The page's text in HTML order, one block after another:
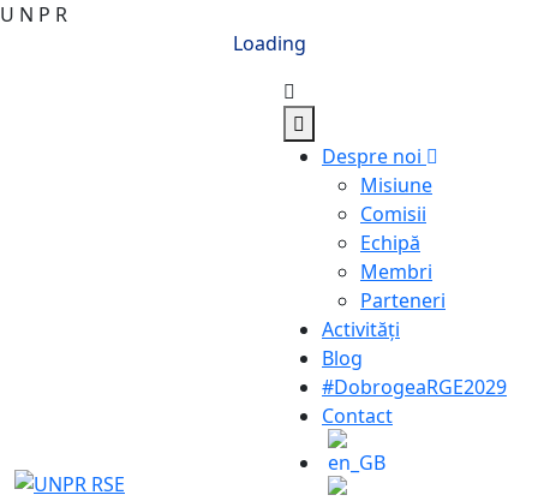
U N P R
Loading
Despre noi
Misiune
Comisii
Echipă
Membri
Parteneri
Activități
Blog
#DobrogeaRGE2029
Contact